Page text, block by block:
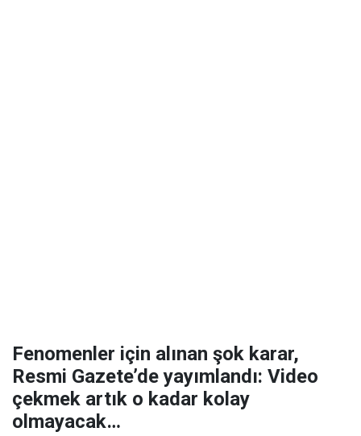
Fenomenler için alınan şok karar,
Resmi Gazete’de yayımlandı: Video
çekmek artık o kadar kolay
olmayacak…